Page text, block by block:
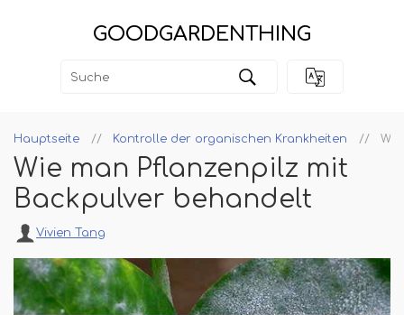
GOODGARDENTHING
Hauptseite Kontrolle der organischen Krankheiten
Wie man Pflanzenpilz mit
Backpulver behandelt
Vivien Tang